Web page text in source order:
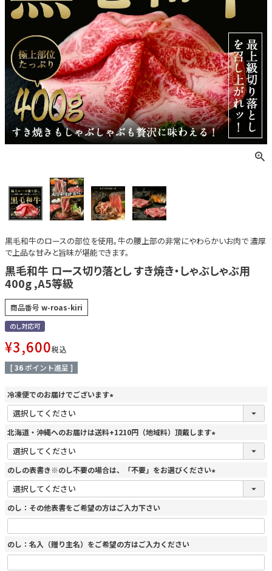
黒毛和牛のロースの部位を使用。牛の腰上部の非常にやわらかいお肉で 濃厚
で上品な甘みと旨味が堪能できます。
黒毛和牛 ロース切り落とし すき焼き・しゃぶしゃぶ用
400g ,A5等級
商品番号 w-roas-kiri
のし対応可
¥3,600税込
[36ポイント進呈 ]
冷凍便でのお届けでございます
(
必
須
)
北海道・沖縄へのお届けは送料+1210円（地域料）頂戴します
(
必
須
)
のしの表書き※のし不要の場合は、「不要」をお選びください
(
必
)
のし：その他表書をご希望の方はご入力下さい
のし：名入（贈り主名）をご希望の方はご入力ください